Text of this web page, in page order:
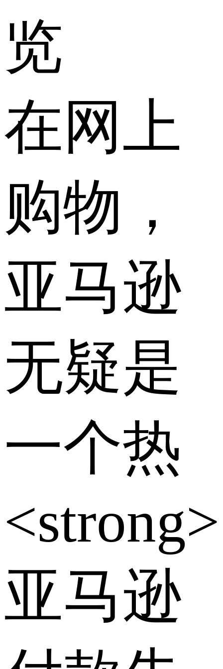
览
在网上
购物，
亚马逊
无疑是
一个热
<strong>
亚马逊